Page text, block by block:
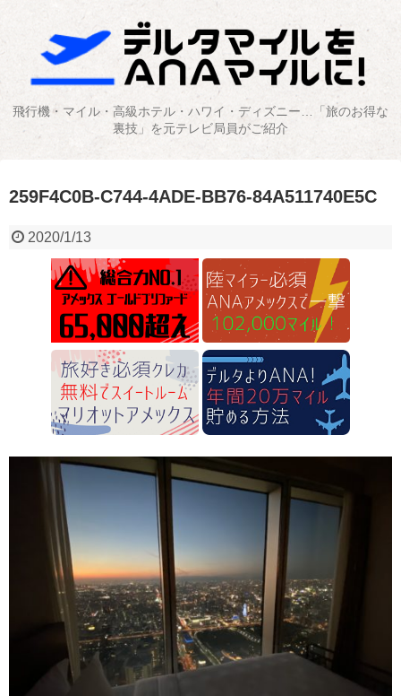
飛行機・マイル・高級ホテル・ハワイ・ディズニー…「旅のお得な
裏技」を元テレビ局員がご紹介
259F4C0B-C744-4ADE-BB76-84A511740E5C
2020/1/13